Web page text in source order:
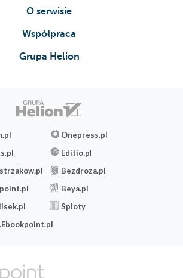
O serwisie
Współpraca
Grupa Helion
Onepress.pl
Editio.pl
Bezdroza.pl
Beya.pl
Sploty